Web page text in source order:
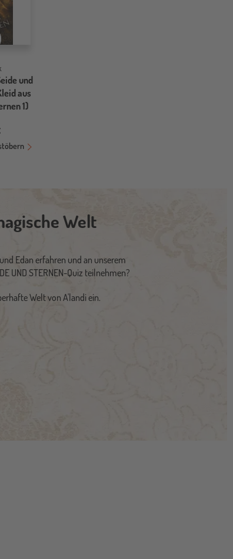
und
aus
1)
Welt
Edan erfahren und an unserem
UND STERNEN-Quiz teilnehmen?
Welt von A'landi ein.